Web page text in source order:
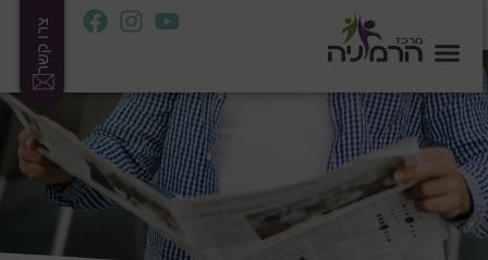
צרו קשר